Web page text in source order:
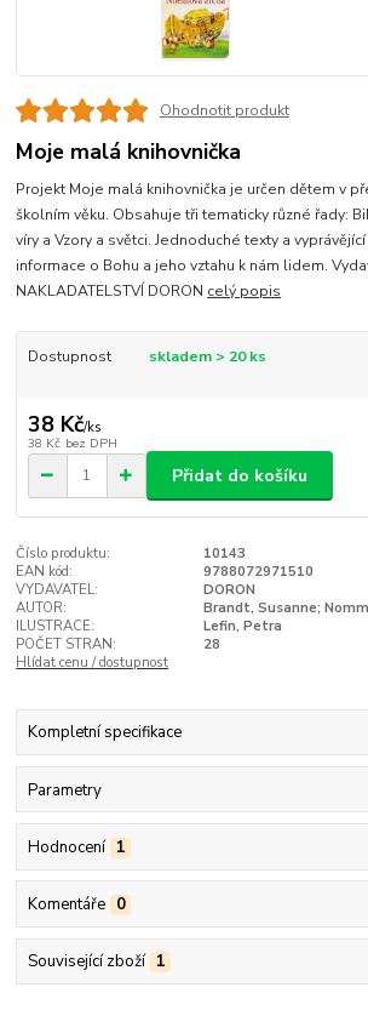
Ohodnotit produkt
Moje malá knihovnička
Projekt Moje malá knihovnička je určen dětem v
školním věku. Obsahuje tři tematicky různé řady:
víry a Vzory a světci. Jednoduché texty a
informace o Bohu a jeho vztahu k nám lidem.
NAKLADATELSTVÍ DORON celý popis
Dostupnost skladem > 20 ks
38 Kč/ks
38 Kč bez DPH
Přidat do košíku
Číslo produktu:
10143
EAN kód:
9788072971510
VYDAVATEL:
DORON
AUTOR:
Brandt, Susanne;
ILUSTRACE:
Lefin, Petra
POČET STRAN:
28
Hlídat cenu / dostupnost
Kompletní specifikace
Parametry
Hodnocení 1
Komentáře 0
Související zboží 1